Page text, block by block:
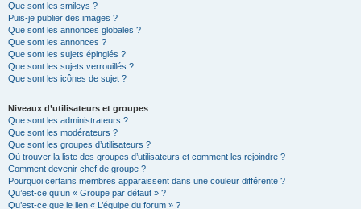
Que sont les smileys ?
Puis-je publier des images ?
Que sont les annonces globales ?
Que sont les annonces ?
Que sont les sujets épinglés ?
Que sont les sujets verrouillés ?
Que sont les icônes de sujet ?
Niveaux d’utilisateurs et groupes
Que sont les administrateurs ?
Que sont les modérateurs ?
Que sont les groupes d’utilisateurs ?
Où trouver la liste des groupes d’utilisateurs et comment les rejoindre ?
Comment devenir chef de groupe ?
Pourquoi certains membres apparaissent dans une couleur différente ?
Qu’est-ce qu’un « Groupe par défaut » ?
Qu’est-ce que le lien « L’équipe du forum » ?